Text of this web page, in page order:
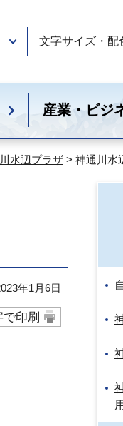
文字サイズ・配
産業・ビジ
水辺プラザ > 神通川水
年1月6日
印刷